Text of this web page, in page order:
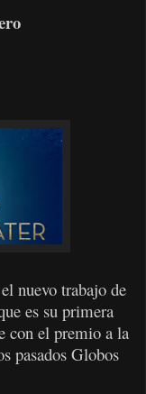
nuevo trabajo de
es su primera
con el premio a la
pasados Globos